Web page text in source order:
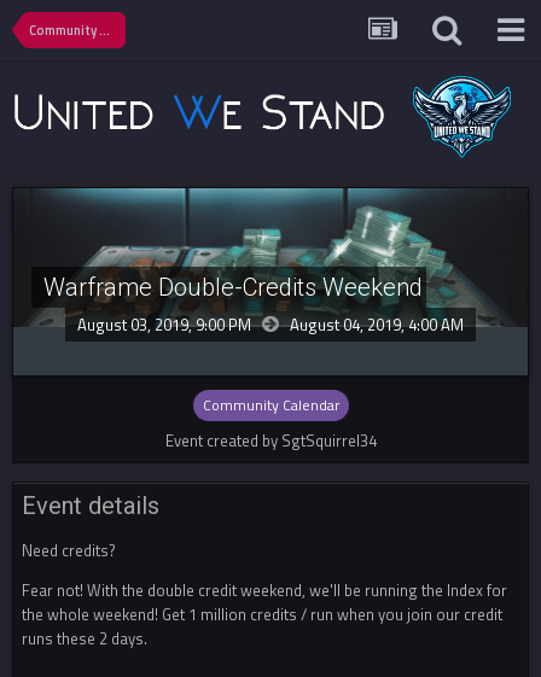
Community Calendar
Warframe Double-Credits Weekend
August 03, 2019, 9:00 PM August 04, 2019,4:00 AM
Community Calendar
Event created by SgtSquirrel34
Event details
Need credits?
Fear not! With the double credit weekend, we'll be running the Index for
the whole weekend! Get 1 million credits / run when you join our credit
runs these 2 days.